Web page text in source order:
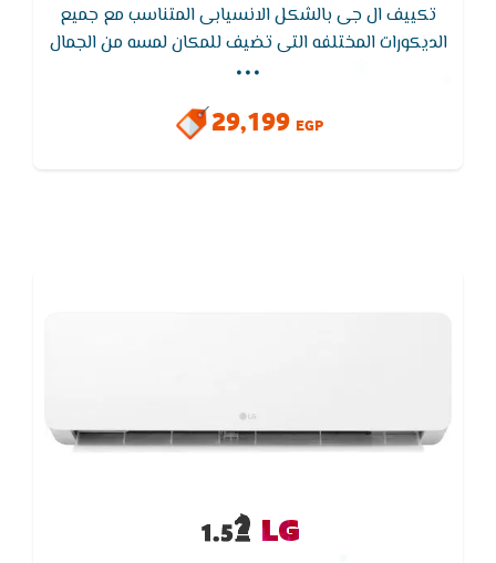
تكييف ال جى بالشكل الانسيابى المتناسب مع جميع
الديكورات المختلفه التى تضيف للمكان لمسه من الجمال
,يتميز تكييف ال جي بفلاتر منقية للاتربة والتى تعمل
ملوثات
...
29,199 EGP
LG